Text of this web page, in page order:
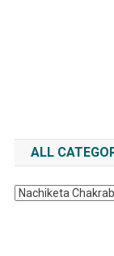
ALL
All